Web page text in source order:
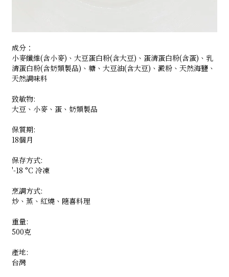
成分：
小麥纖維(含小麥)、大豆蛋白粉(含大豆)、蛋清蛋白粉(含蛋)、乳
清蛋白粉(含奶類製品)、糖、大豆油(含大豆)、澱粉、天然海鹽、
天然調味料
致敏物:
大豆、小麥、蛋、奶類製品
保質期:
18個月
保存方式:
'-18 °C 冷凍
烹調方式:
炒、蒸、紅燒、隨喜料理
重量:
500克
產地:
台灣